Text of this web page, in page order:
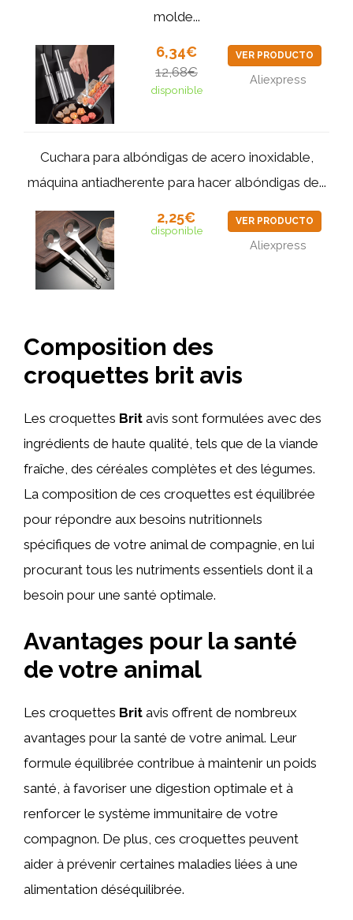
molde...
6,34€
12,68€
disponible
VER PRODUCTO
Aliexpress
Cuchara para albóndigas de acero inoxidable,
máquina antiadherente para hacer albóndigas de...
2,25€
disponible
VER PRODUCTO
Aliexpress
Composition des
croquettes brit avis
Les croquettes Brit avis sont formulées avec des
ingrédients de haute qualité, tels que de la viande
fraîche, des céréales complètes et des légumes.
La composition de ces croquettes est équilibrée
pour répondre aux besoins nutritionnels
spécifiques de votre animal de compagnie, en lui
procurant tous les nutriments essentiels dont il a
besoin pour une santé optimale.
Avantages pour la santé
de votre animal
Les croquettes Brit avis offrent de nombreux
avantages pour la santé de votre animal. Leur
formule équilibrée contribue à maintenir un poids
santé, à favoriser une digestion optimale et à
renforcer le système immunitaire de votre
compagnon. De plus, ces croquettes peuvent
aider à prévenir certaines maladies liées à une
alimentation déséquilibrée.